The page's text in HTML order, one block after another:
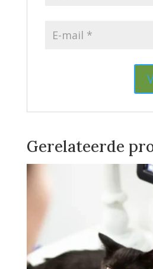
Gerelateerde